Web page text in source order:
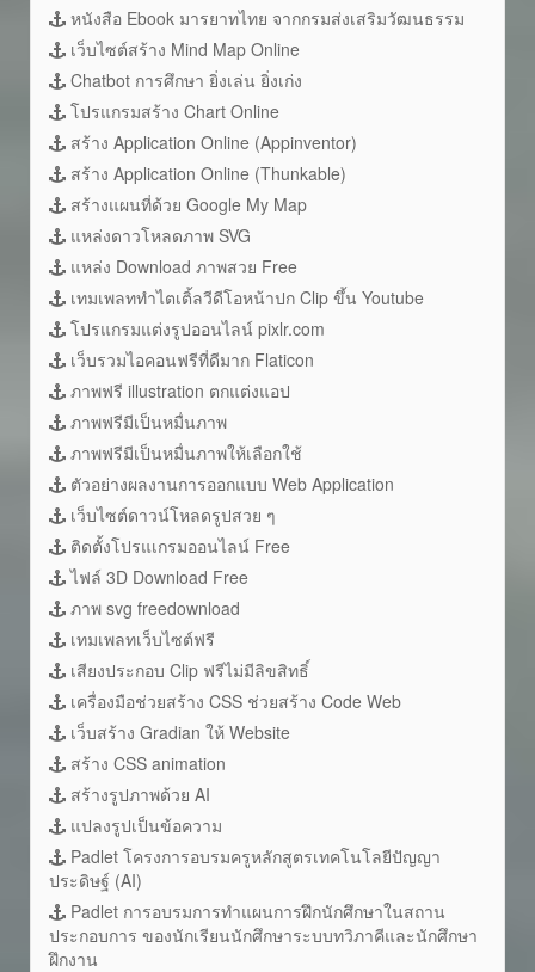
หนังสือ Ebook มารยาทไทย จากกรมส่งเสริมวัฒนธรรม
เว็บไซต์สร้าง Mind Map Online
Chatbot การศึกษา ยิ่งเล่น ยิ่งเก่ง
โปรแกรมสร้าง Chart Online
สร้าง Application Online (Appinventor)
สร้าง Application Online (Thunkable)
สร้างแผนที่ด้วย Google My Map
แหล่งดาวโหลดภาพ SVG
แหล่ง Download ภาพสวย Free
เทมเพลททำไตเติ้ลวีดีโอหน้าปก Clip ขึ้น Youtube
โปรแกรมแต่งรูปออนไลน์ pixlr.com
เว็บรวมไอคอนฟรีที่ดีมาก Flaticon
ภาพฟรี illustration ตกแต่งแอป
ภาพฟรีมีเป็นหมื่นภาพ
ภาพฟรีมีเป็นหมื่นภาพให้เลือกใช้
ตัวอย่างผลงานการออกแบบ Web Application
เว็บไซต์ดาวน์โหลดรูปสวย ๆ
ติดตั้งโปรแเกรมออนไลน์ Free
ไฟล์ 3D Download Free
ภาพ svg freedownload
เทมเพลทเว็บไซต์ฟรี
เสียงประกอบ Clip ฟรีไม่มีลิขสิทธิ์
เครื่องมือช่วยสร้าง CSS ช่วยสร้าง Code Web
เว็บสร้าง Gradian ให้ Website
สร้าง CSS animation
สร้างรูปภาพด้วย AI
แปลงรูปเป็นข้อความ
Padlet โครงการอบรมครูหลักสูตรเทคโนโลยีปัญญา
ประดิษฐ์ (AI)
Padlet การอบรมการทำแผนการฝึกนักศึกษาในสถาน
ประกอบการ ของนักเรียนนักศึกษาระบบทวิภาคีและนักศึกษา
ฝึกงาน